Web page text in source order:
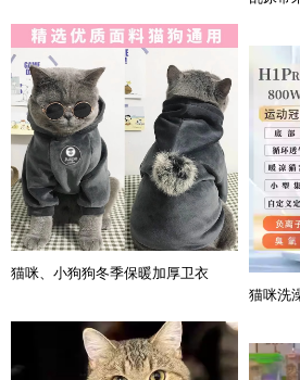
猫咪、小狗狗冬季保暖加厚卫衣
猫咪洗